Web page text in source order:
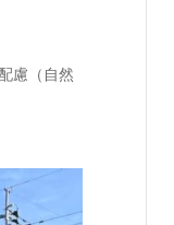
慮（自然